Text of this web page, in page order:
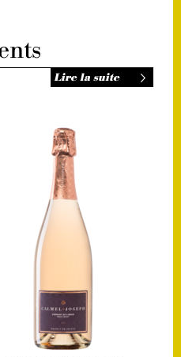
Lire la suite
ceux qui ont essayé de
procéder à la mise en
bouteilles à une autre période,
sous une autre lune, ont
échoué. D’éminents spécialistes
restent encore perplexes
devant un tel mystère.
Depuis quelques années des
vins tranquilles bénéficient
également de l’A.O.P Limoux
sur les deux couleurs rouge et
85 ha et un rendement limité à
50 hl/ha, Limoux blanc est un
vin rare acheté « sur pièce »
par les connaisseurs. Il est
élaboré avec du chardonnay, du